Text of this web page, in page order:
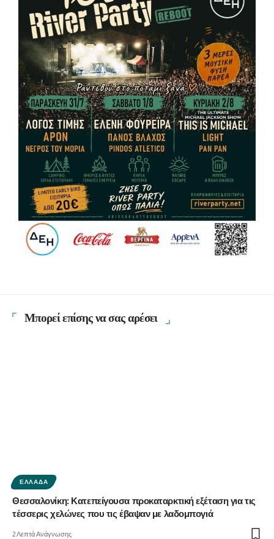
Μπορεί επίσης να σας αρέσει
ΕΛΛΆΔΑ
Θεσσαλονίκη: Κατεπείγουσα προκαταρκτική εξέταση για τις
τέσσερις χελώνες που τις έβαψαν με λαδομπογιά
2 Λεπτά Ανάγνωσης